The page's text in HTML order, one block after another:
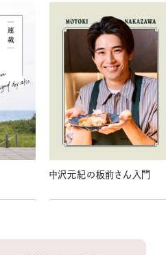
中沢元紀の板前さん入門